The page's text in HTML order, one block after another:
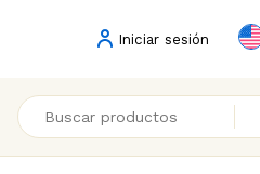
Iniciar sesión